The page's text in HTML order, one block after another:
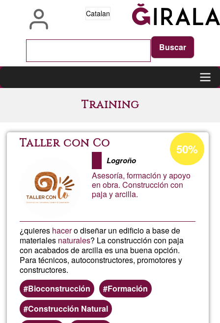
Catalan
Training
Taller con Co
Logroño
Asesoría, formación y apoyo
en obra. Construcción con
paja y arcilla.
¿quieres hacero diseñar un edificio a base de
materiales naturales? La construcción con paja
con acabados de arcilla es una buena opción.
Para técnicos, autoconstructores, promotores y
constructores.
Bioconstrucción
Formación
Construcción Natural
Percentatge
d'acceptació
de
G1
50%